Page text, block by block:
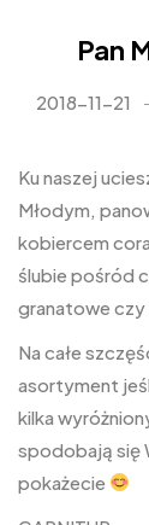
Pan
2018-11-21
Ku naszej
Młodym,
kobiercem
ślubie pośród
granatowe czy
Na całe
asortyment
kilka
spodobają się
pokażecie